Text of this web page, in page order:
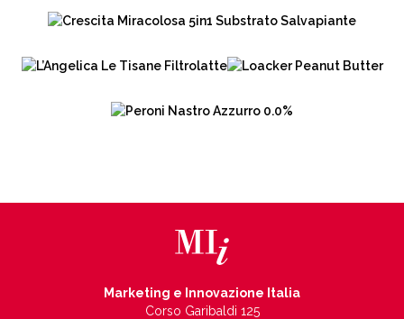
Marketing e Innovazione Italia
Corso Garibaldi 125